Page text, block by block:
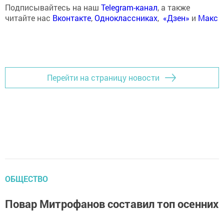
Подписывайтесь на наш Telegram-канал, а также
читайте нас Вконтакте,Одноклассниках, «Дзен» и Макс
Перейти на страницу новости
ОБЩЕСТВО
Повар Митрофанов составил топ осенних